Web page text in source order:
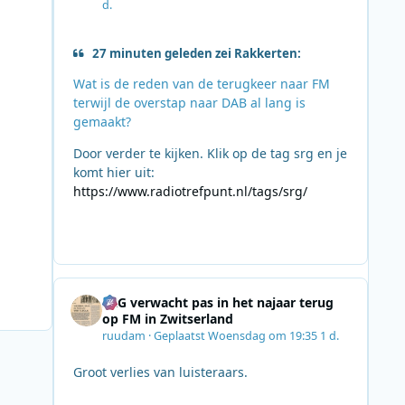
d.
27 minuten geleden zei Rakkerten:
Wat is de reden van de terugkeer naar FM
terwijl de overstap naar DAB al lang is
gemaakt?
Door verder te kijken. Klik op de tag srg en je
komt hier uit:
https://www.radiotrefpunt.nl/tags/srg/
SRG verwacht pas in het najaar terug
op FM in Zwitserland
ruudam ·GeplaatstWoensdag om 19:35 1 d.
Groot verlies van luisteraars.